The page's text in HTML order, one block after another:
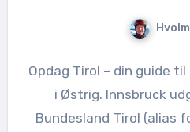
Opdag Tirol – din guide
i Østrig. Innsbruck
Bundesland Tirol (alias